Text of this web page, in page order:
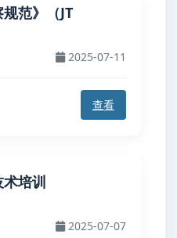
规范》（JT
2025-07-11
查看
培训
2025-07-07